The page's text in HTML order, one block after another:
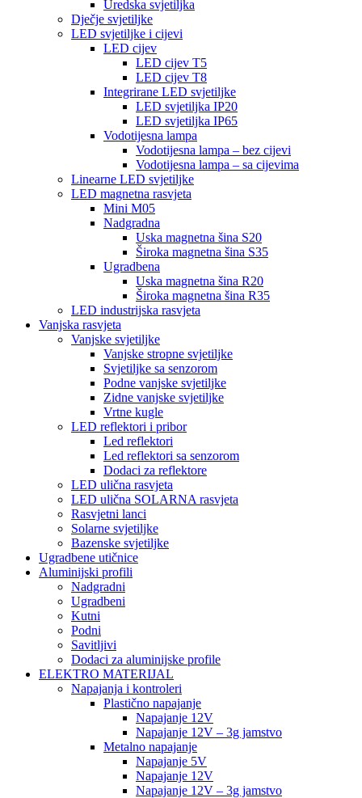
Uredska svjetiljka
Dječje svjetiljke
LED svjetiljke i cijevi
LED cijev
LED cijev T5
LED cijev T8
Integrirane LED svjetiljke
LED svjetiljka IP20
LED svjetiljka IP65
Vodotijesna lampa
Vodotijesna lampa – bez cijevi
Vodotijesna lampa – sa cijevima
Linearne LED svjetiljke
LED magnetna rasvjeta
Mini M05
Nadgradna
Uska magnetna šina S20
Široka magnetna šina S35
Ugradbena
Uska magnetna šina R20
Široka magnetna šina R35
LED industrijska rasvjeta
Vanjska rasvjeta
Vanjske svjetiljke
Vanjske stropne svjetiljke
Svjetiljke sa senzorom
Podne vanjske svjetiljke
Zidne vanjske svjetiljke
Vrtne kugle
LED reflektori i pribor
Led reflektori
Led reflektori sa senzorom
Dodaci za reflektore
LED ulična rasvjeta
LED ulična SOLARNA rasvjeta
Rasvjetni lanci
Solarne svjetiljke
Bazenske svjetiljke
Ugradbene utičnice
Aluminijski profili
Nadgradni
Ugradbeni
Kutni
Podni
Savitljivi
Dodaci za aluminijske profile
ELEKTRO MATERIJAL
Napajanja i kontroleri
Plastično napajanje
Napajanje 12V
Napajanje 12V – 3g jamstvo
Metalno napajanje
Napajanje 5V
Napajanje 12V
Napajanje 12V – 3g jamstvo